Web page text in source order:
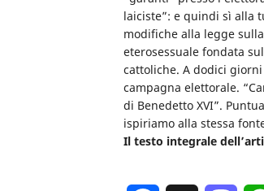
laiciste”: e quindi sì alla
modifiche alla legge
eterosessuale fondata
cattoliche. A dodici
campagna elettorale.
di Benedetto XVI”.
ispiriamo alla stessa
Il testo integrale